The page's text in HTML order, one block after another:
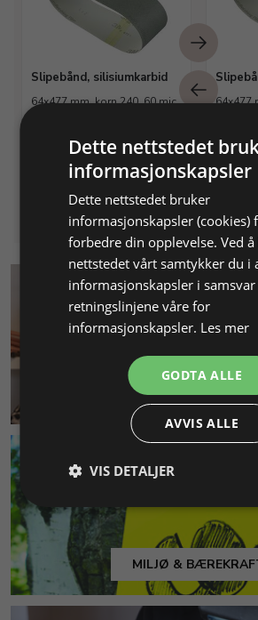
Slipebånd, silisiumkarbid
64x477 mm, korn 240, 60 mic.
Varenr. 121322 På lager
64x477
Varenr.
KUNDESERVICE
MILJØ &
Dette nettstedet
informasjonskapsler
Dette nettstedet bruker
informasjonskapsler (cookies)
forbedre din opplevelse. Ved
nettstedet vårt samtykker du i
informasjonskapsler i
retningslinjene våre for
informasjonskapsler. Les mer
GODTA ALLE
AVVIS ALLE
VIS DETALJER